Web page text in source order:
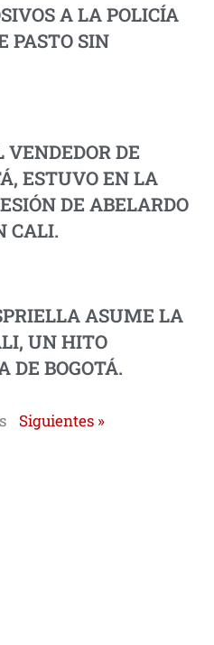
A LA POLICÍA
PASTO SIN
DE
ESTUVO EN LA
DE ABELARDO
CALI.
ASUME LA
UN HITO
DE BOGOTÁ.
Siguientes »